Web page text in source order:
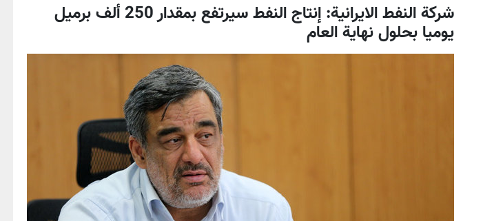
شركة النفط الايرانية: إنتاج النفط سيرتفع بمقدار 250 ألف برميل
يوميا بحلول نهاية العام